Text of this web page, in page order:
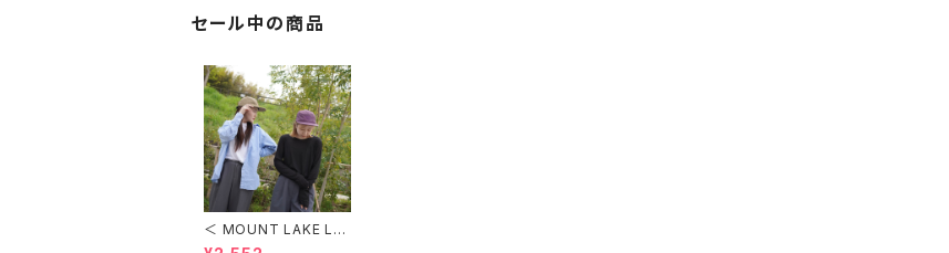
セール中の商品
＜ MOUNT LAKE LO
GO CAMP CAP ＞